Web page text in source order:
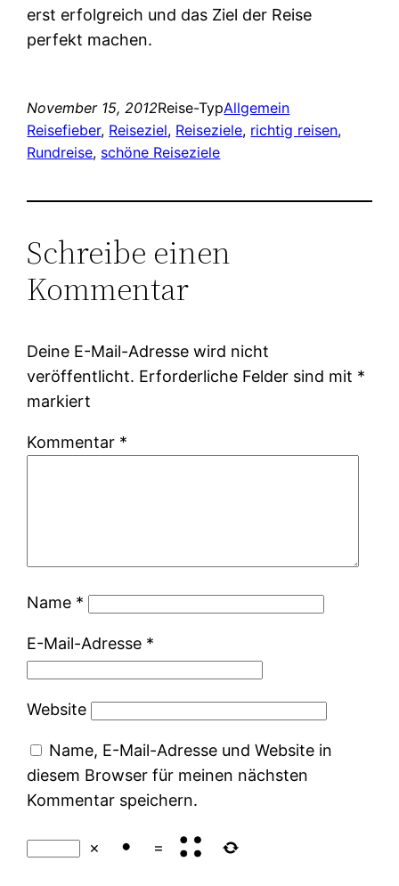
erst erfolgreich und das Ziel der Reise
perfekt machen.
November 15, 2012Reise-TypAllgemein
Reisefieber, Reiseziel, Reiseziele, richtig reisen
Rundreise, schöne Reiseziele
Schreibe einen
Kommentar
Deine E-Mail-Adresse wird nicht
veröffentlicht. Erforderliche Felder sind mit *
markiert
Kommentar *
Name *
E-Mail-Adresse *
Website
Name, E-Mail-Adresse und Website in
diesem Browser für meinen nächsten
Kommentar speichern.
× =